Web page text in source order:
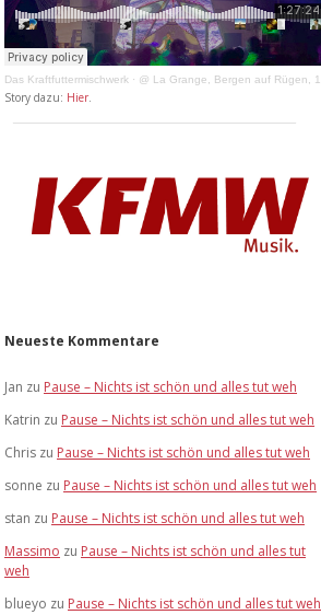
Das Kraftfuttermischwerk · @ La Grange, Bergen auf Rügen, 11.04.2026
Story dazu: Hier.
Neueste Kommentare
Jan zu Pause – Nichts ist schön und alles tut weh
Katrin zu Pause – Nichts ist schön und alles tut weh
Chris zu Pause – Nichts ist schön und alles tut weh
sonne zu Pause – Nichts ist schön und alles tut weh
stan zu Pause – Nichts ist schön und alles tut weh
Massimo zu Pause – Nichts ist schön und alles tut
weh
blueyo zu Pause – Nichts ist schön und alles tut weh